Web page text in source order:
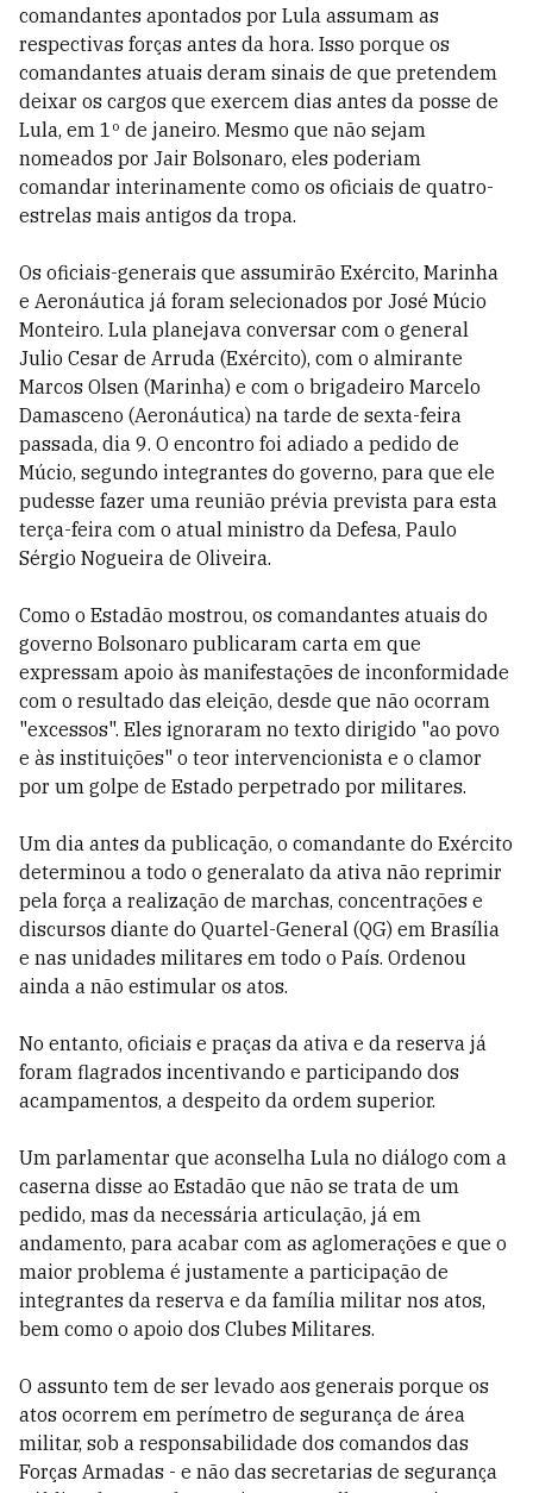
comandantes apontados por Lula assumam as
respectivas forças antes da hora. Isso porque os
comandantes atuais deram sinais de que pretendem
deixar os cargos que exercem dias antes da posse de
Lula, em 1º de janeiro. Mesmo que não sejam
nomeados por Jair Bolsonaro, eles poderiam
comandar interinamente como os oficiais de quatro-
estrelas mais antigos da tropa.
Os oficiais-generais que assumirão Exército, Marinha
e Aeronáutica já foram selecionados por José Múcio
Monteiro. Lula planejava conversar com o general
Julio Cesar de Arruda (Exército), com o almirante
Marcos Olsen (Marinha) e com o brigadeiro Marcelo
Damasceno (Aeronáutica) na tarde de sexta-feira
passada, dia 9. O encontro foi adiado a pedido de
Múcio, segundo integrantes do governo, para que ele
pudesse fazer uma reunião prévia prevista para esta
terça-feira com o atual ministro da Defesa, Paulo
Sérgio Nogueira de Oliveira.
Como o Estadão mostrou, os comandantes atuais do
governo Bolsonaro publicaram carta em que
expressam apoio às manifestações de inconformidade
com o resultado das eleição, desde que não ocorram
"excessos". Eles ignoraram no texto dirigido "ao povo
e às instituições" o teor intervencionista e o clamor
por um golpe de Estado perpetrado por militares.
Um dia antes da publicação, o comandante do Exército
determinou a todo o generalato da ativa não reprimir
pela força a realização de marchas, concentrações e
discursos diante do Quartel-General (QG) em Brasília
e nas unidades militares em todo o País. Ordenou
ainda a não estimular os atos.
No entanto, oficiais e praças da ativa e da reserva já
foram flagrados incentivando e participando dos
acampamentos, a despeito da ordem superior.
Um parlamentar que aconselha Lula no diálogo com a
caserna disse ao Estadão que não se trata de um
pedido, mas da necessária articulação, já em
andamento, para acabar com as aglomerações e que o
maior problema é justamente a participação de
integrantes da reserva e da família militar nos atos,
bem como o apoio dos Clubes Militares.
O assunto tem de ser levado aos generais porque os
atos ocorrem em perímetro de segurança de área
militar, sob a responsabilidade dos comandos das
Forças Armadas - e não das secretarias de segurança